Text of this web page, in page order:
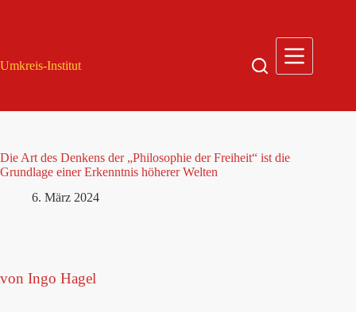
Umkreis-Institut
Die Art des Denkens der „Philosophie der Freiheit“ ist die
Grundlage einer Erkenntnis höherer Welten
6. März 2024
von Ingo Hagel